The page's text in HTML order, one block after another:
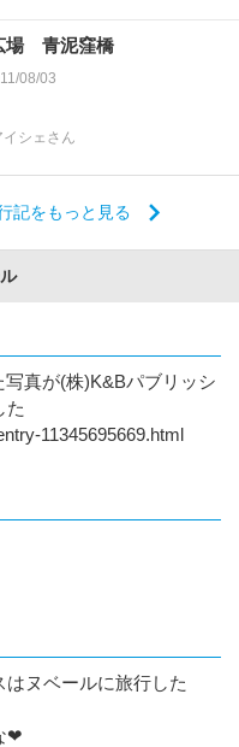
場 青泥窪橋
08/03
シェさん
記をもっと見る
真が(株)K&Bパブリッシ
た
11345695669.html
ヌベールに旅行した
❤